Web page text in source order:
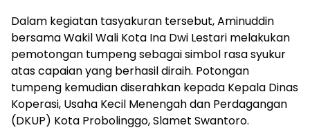
Dalam kegiatan tasyakuran tersebut, Aminuddin
bersama Wakil Wali Kota Ina Dwi Lestari melakukan
pemotongan tumpeng sebagai simbol rasa syukur
atas capaian yang berhasil diraih. Potongan
tumpeng kemudian diserahkan kepada Kepala Dinas
Koperasi, Usaha Kecil Menengah dan Perdagangan
(DKUP) Kota Probolinggo, Slamet Swantoro.